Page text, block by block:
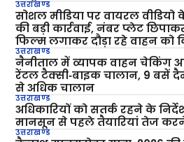
उत्तराखण्ड
सोशल मीडिया पर वायरल वीडियो
की बड़ी कार्रवाई, नंबर प्लेट
फिल्म लगाकर दौड़ा रहे वाहन को
उत्तराखण्ड
नैनीताल में व्यापक वाहन चेकिंग
रेंटल टैक्सी‑बाइक चालान, 9 बसें
से अधिक चालान
उत्तराखण्ड
अधिकारियों को सतर्क रहने के
मानसून से पहले तैयारियां तेज
उत्तराखण्ड